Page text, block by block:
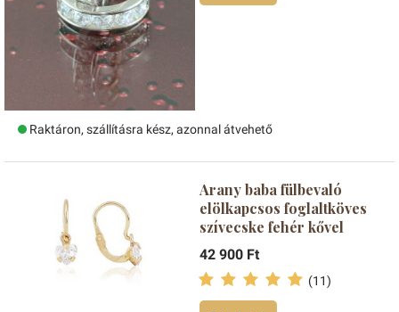
Raktáron, szállításra kész, azonnal átvehető
Arany baba fülbevaló
elölkapcsos foglaltköves
szívecske fehér kővel
42 900 Ft
(11)